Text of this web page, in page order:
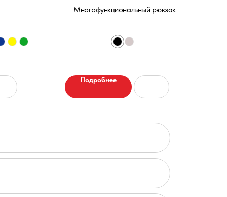
Многофункциональный рюкзак
Подробнее